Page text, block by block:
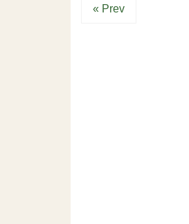
« Prev